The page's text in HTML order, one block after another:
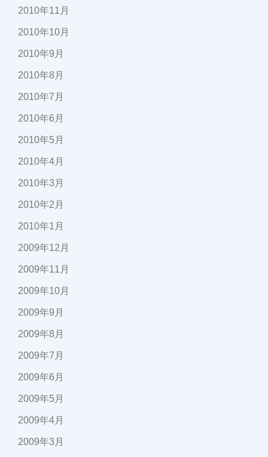
2010年11月
2010年10月
2010年9月
2010年8月
2010年7月
2010年6月
2010年5月
2010年4月
2010年3月
2010年2月
2010年1月
2009年12月
2009年11月
2009年10月
2009年9月
2009年8月
2009年7月
2009年6月
2009年5月
2009年4月
2009年3月